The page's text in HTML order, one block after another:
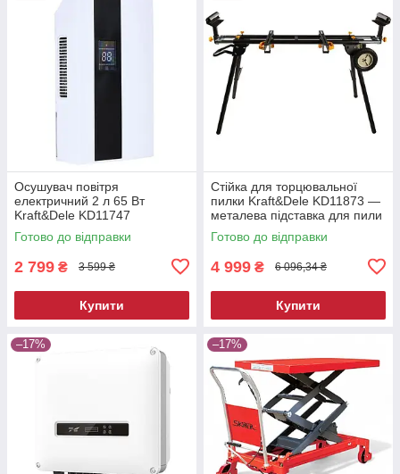
Осушувач повітря
електричний 2 л 65 Вт
Kraft&Dele KD11747
побутовий вологопоглинач
Готово до відправки
2 799 ₴ 3 599 ₴
Купити
Стійка для торцювальної
пилки Kraft&Dele KD11873 —
металева підставка для пили
Готово до відправки
4 999 ₴ 6 096,34 ₴
Купити
–17% –17%